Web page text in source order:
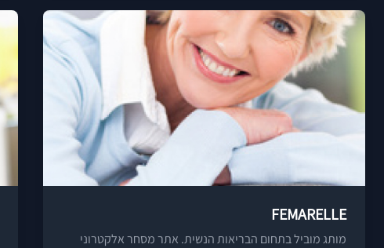
FEMARELLE
מותג מוביל בתחום הבריאות הנשית. אתר מסחר אלקטרוני